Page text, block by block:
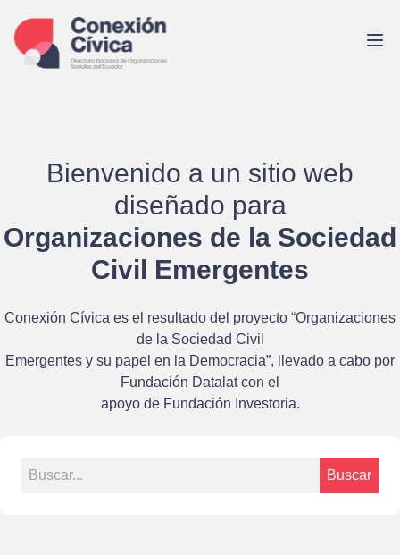
contenido
Bienvenido a un sitio web
diseñado para
Organizaciones de la Sociedad
Civil Emergentes
Conexión Cívica es el resultado del proyecto “Organizaciones
de la Sociedad Civil
Emergentes y su papel en la Democracia”, llevado a cabo por
Fundación Datalatcon el
apoyo de Fundación Investoria.
Buscar